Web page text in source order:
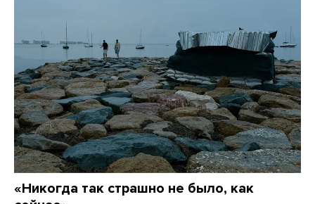
«Никогда так страшно не было, как